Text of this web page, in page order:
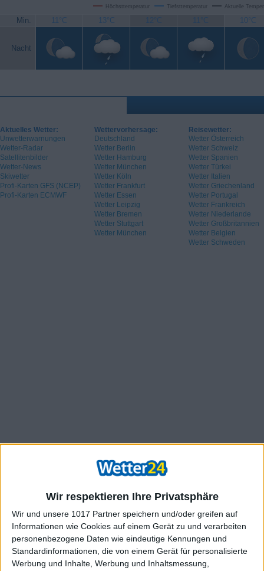
Wir respektieren Ihre Privatsphäre
Wir und unsere 1017 Partner speichern und/oder greifen auf
Informationen wie Cookies auf einem Gerät zu und verarbeiten
personenbezogene Daten wie eindeutige Kennungen und
Standardinformationen, die von einem Gerät für personalisierte
Werbung und Inhalte, Werbung und Inhaltsmessung,
Höchsttemperatur Tiefsttemperatur Aktuelle
Min. 11°C 13°C 12°C 11°C 10°C
Nacht
Aktuelles Wetter:
Unwetterwarnungen
Wetter-Radar
Satellitenbilder
Wetter-News
Skiwetter
Profi-Karten GFS (NCEP)
Profi-Karten ECMWF
Wettervorhersage:
Deutschland
Wetter Berlin
Wetter Hamburg
Wetter München
Wetter Köln
Wetter Frankfurt
Wetter Essen
Wetter Leipzig
Wetter Bremen
Wetter Stuttgart
Wetter München
Reisewetter:
Wetter Österreich
Wetter Schweiz
Wetter Spanien
Wetter Türkei
Wetter Italien
Wetter Griechenland
Wetter Portugal
Wetter Frankreich
Wetter Niederlande
Wetter Großbritannien
Wetter Belgien
Wetter Schweden